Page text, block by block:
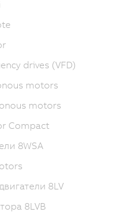
drives (VFD)
motors
motors
Compact
8WSA
8LV
8LVB